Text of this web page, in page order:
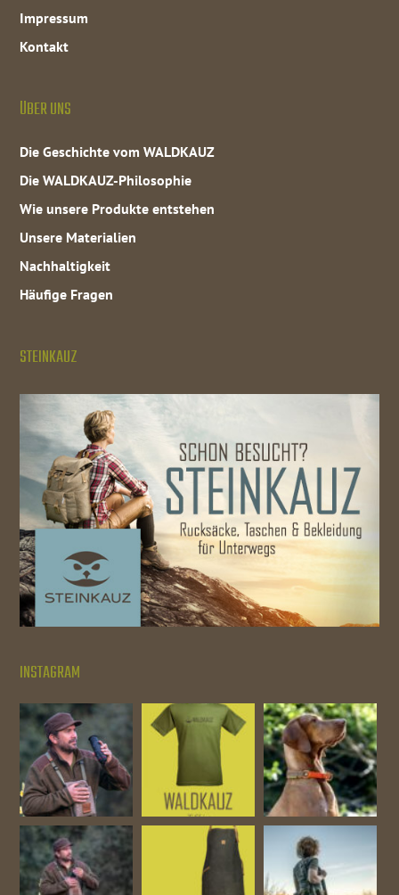
Impressum
Kontakt
ÜBER UNS
Die Geschichte vom WALDKAUZ
Die WALDKAUZ-Philosophie
Wie unsere Produkte entstehen
Unsere Materialien
Nachhaltigkeit
Häufige Fragen
STEINKAUZ
INSTAGRAM